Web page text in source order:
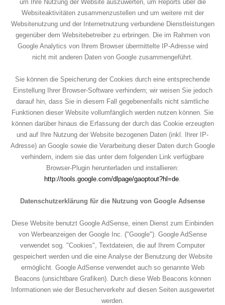
um Ihre Nutzung der Website auszuwerten, um Reports über die
Websiteaktivitäten zusammenzustellen und um weitere mit der
Websitenutzung und der Internetnutzung verbundene Dienstleistungen
gegenüber dem Websitebetreiber zu erbringen. Die im Rahmen von
Google Analytics von Ihrem Browser übermittelte IP-Adresse wird
nicht mit anderen Daten von Google zusammengeführt.
Sie können die Speicherung der Cookies durch eine entsprechende
Einstellung Ihrer Browser-Software verhindern; wir weisen Sie jedoch
darauf hin, dass Sie in diesem Fall gegebenenfalls nicht sämtliche
Funktionen dieser Website vollumfänglich werden nutzen können. Sie
können darüber hinaus die Erfassung der durch das Cookie erzeugten
und auf Ihre Nutzung der Website bezogenen Daten (inkl. Ihrer IP-
Adresse) an Google sowie die Verarbeitung dieser Daten durch Google
verhindern, indem sie das unter dem folgenden Link verfügbare
Browser-Plugin herunterladen und installieren:
http://tools.google.com/dlpage/gaoptout?hl=de
Datenschutzerklärung für die Nutzung von Google Adsense
Diese Website benutzt Google AdSense, einen Dienst zum Einbinden
von Werbeanzeigen der Google Inc. ("Google"). Google AdSense
verwendet sog. "Cookies", Textdateien, die auf Ihrem Computer
gespeichert werden und die eine Analyse der Benutzung der Website
ermöglicht. Google AdSense verwendet auch so genannte Web
Beacons (unsichtbare Grafiken). Durch diese Web Beacons können
Informationen wie der Besucherverkehr auf diesen Seiten ausgewertet
werden.